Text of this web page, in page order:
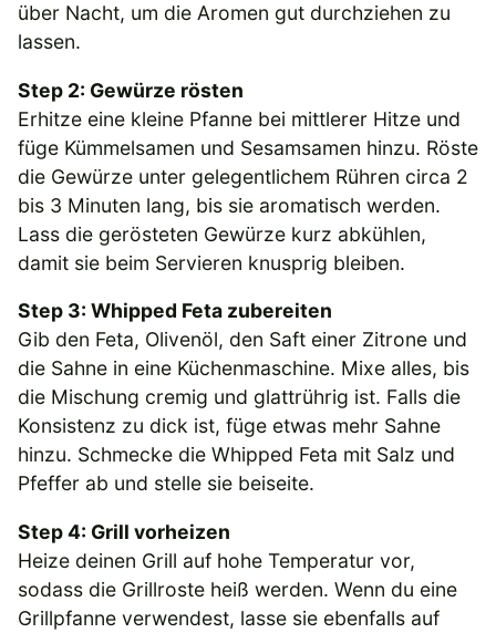
über Nacht, um die Aromen gut durchziehen zu
lassen.
Step 2: Gewürze rösten
Erhitze eine kleine Pfanne bei mittlerer Hitze und
füge Kümmelsamen und Sesamsamen hinzu. Röste
die Gewürze unter gelegentlichem Rühren circa 2
bis 3 Minuten lang, bis sie aromatisch werden.
Lass die gerösteten Gewürze kurz abkühlen,
damit sie beim Servieren knusprig bleiben.
Step 3: Whipped Feta zubereiten
Gib den Feta, Olivenöl, den Saft einer Zitrone und
die Sahne in eine Küchenmaschine. Mixe alles, bis
die Mischung cremig und glattrührig ist. Falls die
Konsistenz zu dick ist, füge etwas mehr Sahne
hinzu. Schmecke die Whipped Feta mit Salz und
Pfeffer ab und stelle sie beiseite.
Step 4: Grill vorheizen
Heize deinen Grill auf hohe Temperatur vor,
sodass die Grillroste heiß werden. Wenn du eine
Grillpfanne verwendest, lasse sie ebenfalls auf